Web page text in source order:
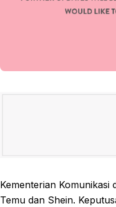
Kementerian
Temu dan Shein.